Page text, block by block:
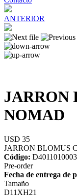
ANTERIOR
JARRON
NOMAD
USD 35
JARRON BLOMUS
Código:
Pre-order
Fecha de entrega de
Tamaño
D11XH21